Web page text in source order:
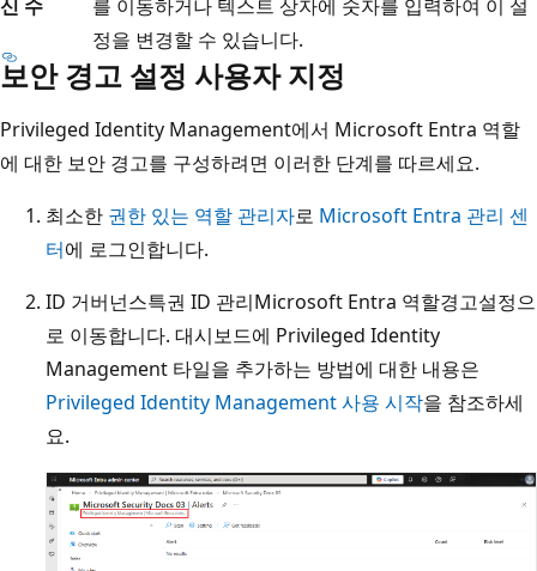
신 수
를 이동하거나 텍스트 상자에 숫자를 입력하여 이 설
정을 변경할 수 있습니다.
보안 경고 설정 사용자 지정
Privileged Identity Management에서 Microsoft Entra 역할
에 대한 보안 경고를 구성하려면 이러한 단계를 따르세요.
최소한 권한 있는 역할 관리자로 Microsoft Entra 관리 센
터에 로그인합니다.
ID 거버넌스특권 ID 관리Microsoft Entra 역할경고설정으
로 이동합니다. 대시보드에 Privileged Identity
Management 타일을 추가하는 방법에 대한 내용은
Privileged Identity Management 사용 시작을 참조하세
요.